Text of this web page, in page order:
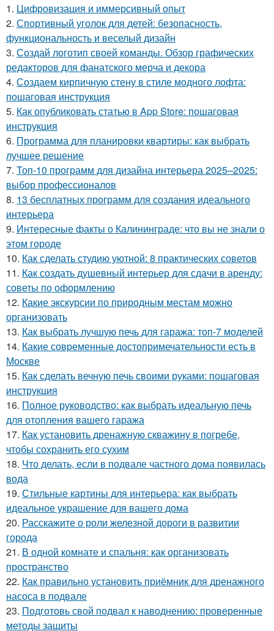
1. Цифровизация и иммерсивный опыт
2. Спортивный уголок для детей: безопасность,
функциональность и веселый дизайн
3. Создай логотип своей команды. Обзор графических
редакторов для фанатского мерча и декора
4. Создаем кирпичную стену в стиле модного лофта:
пошаговая инструкция
5. Как опубликовать статью в App Store: пошаговая
инструкция
6. Программа для планировки квартиры: как выбрать
лучшее решение
7. Топ-10 программ для дизайна интерьера 2025–2025:
выбор профессионалов
8. 13 бесплатных программ для создания идеального
интерьера
9. Интересные факты о Калининграде: что вы не знали о
этом городе
10. Как сделать студию уютной: 8 практических советов
11. Как создать душевный интерьер для сдачи в аренду:
советы по оформлению
12. Какие экскурсии по природным местам можно
организовать
13. Как выбрать лучшую печь для гаража: топ-7 моделей
14. Какие современные достопримечательности есть в
Москве
15. Как сделать вечную печь своими руками: пошаговая
инструкция
16. Полное руководство: как выбрать идеальную печь
для отопления вашего гаража
17. Как установить дренажную скважину в погребе,
чтобы сохранить его сухим
18. Что делать, если в подвале частного дома появилась
вода
19. Стильные картины для интерьера: как выбрать
идеальное украшение для вашего дома
20. Расскажите о роли железной дороги в развитии
города
21. В одной комнате и спальня: как организовать
пространство
22. Как правильно установить приёмник для дренажного
насоса в подвале
23. Подготовь свой подвал к наводнению: проверенные
методы защиты